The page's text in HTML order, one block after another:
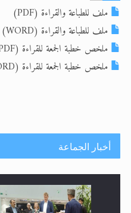
الحجّ..
اقرأ هذا
ملف للطباعة والقراءة (PDF)
ملف للطباعة والقراءة (WORD)
ملخص خطبة الجمعة للقراءة (PDF)
ملخص خطبة الجمعة للقراءة (WORD)
أخبار الجماعة